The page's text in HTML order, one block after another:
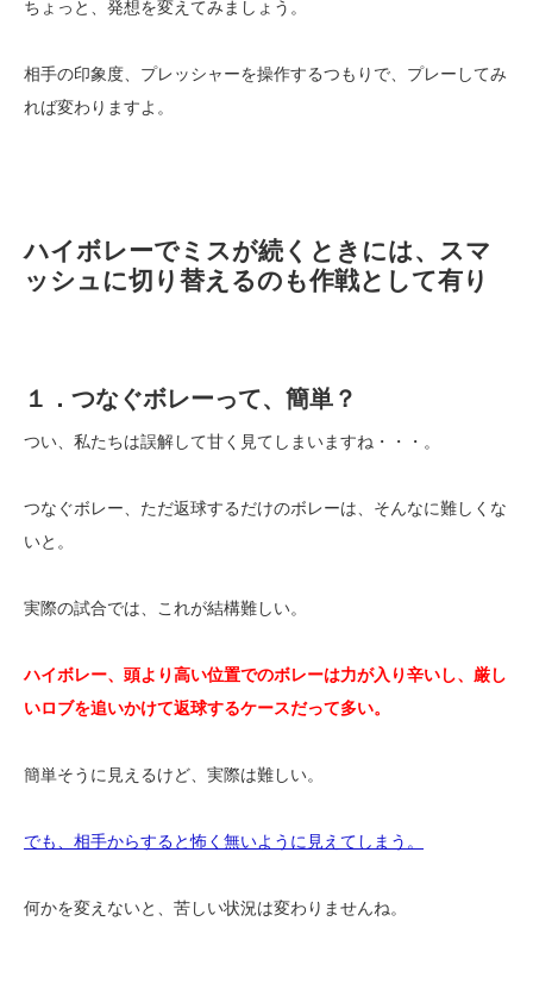
ちょっと、発想を変えてみましょう。
相手の印象度、プレッシャーを操作するつもりで、プレーしてみ
れば変わりますよ。
ハイボレーでミスが続くときには、スマ
ッシュに切り替えるのも作戦として有り
１．つなぐボレーって、簡単？
つい、私たちは誤解して甘く見てしまいますね・・・。
つなぐボレー、ただ返球するだけのボレーは、そんなに難しくな
いと。
実際の試合では、これが結構難しい。
ハイボレー、頭より高い位置でのボレーは力が入り辛いし、厳し
いロブを追いかけて返球するケースだって多い。
簡単そうに見えるけど、実際は難しい。
でも、相手からすると怖く無いように見えてしまう。
何かを変えないと、苦しい状況は変わりませんね。